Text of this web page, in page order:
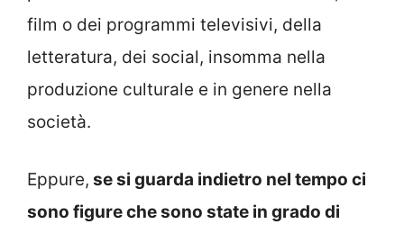
film o dei programmi televisivi, della
letteratura, dei social, insomma nella
produzione culturale e in genere nella
società.
Eppure, se si guarda indietro nel tempo ci
sono figure che sono state in grado di